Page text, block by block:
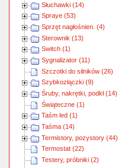
Słuchawki (14)
Spraye (53)
Sprzęt nagłośnien. (4)
Sterownik (13)
Switch (1)
Sygnalizator (11)
Szczotki do silników (26)
Szybkozłączki (9)
Śruby, nakrętki, podkł (14)
Świąteczne (1)
Taśm led (1)
Taśma (14)
Termistory, pozystory (44)
Termostat (22)
Testery, próbniki (2)